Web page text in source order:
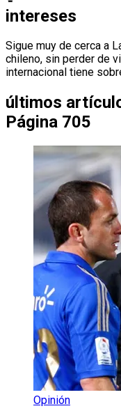
intereses
Sigue muy de cerca a
chileno, sin perder de
internacional tiene
últimos
Página 705
Opinión